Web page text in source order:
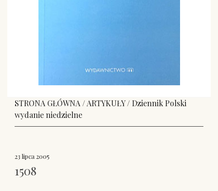
STRONA GŁÓWNA /ARTYKUŁY / Dziennik Polski
wydanie niedzielne
23 lipca 2005
1508